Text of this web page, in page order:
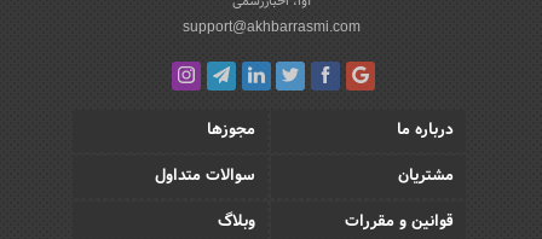
support@akhbarrasmi.com
درباره ما
مجوزها
مشتریان
سوالات متداول
قوانین و مقررات
وبلاگ